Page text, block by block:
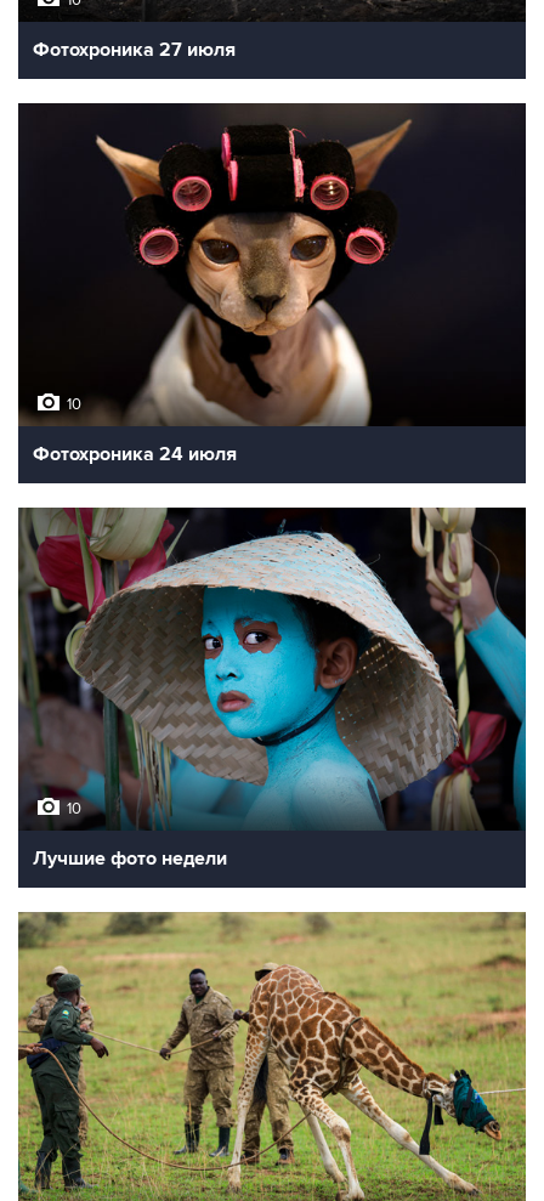
Фотохроника 27 июля
10
Фотохроника 24 июля
10
Лучшие фото недели